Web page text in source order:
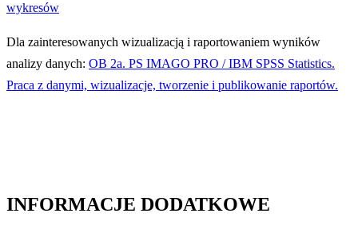
wykresów
Dla zainteresowanych wizualizacją i raportowaniem wyników
analizy danych: OB 2a. PS IMAGO PRO / IBM SPSS Statistics.
Praca z danymi, wizualizacje, tworzenie i publikowanie raportów.
INFORMACJE DODATKOWE